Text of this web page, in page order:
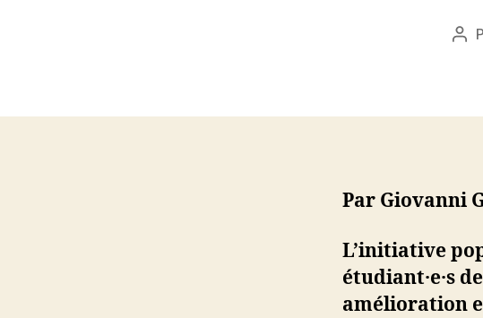
Par Giovanni
L’initiative
étudiant·e·s
amélioration